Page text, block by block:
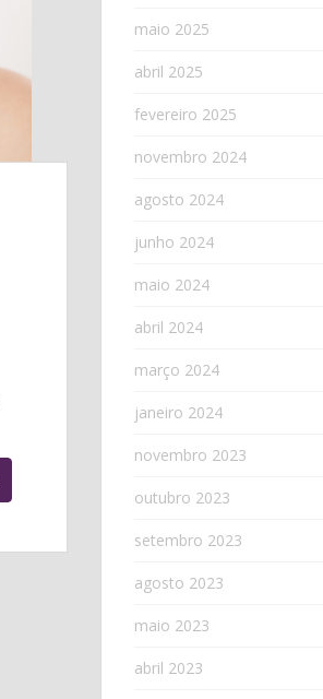
maio 2025
abril 2025
fevereiro 2025
novembro 2024
agosto 2024
junho 2024
maio 2024
abril 2024
março 2024
janeiro 2024
novembro 2023
outubro 2023
setembro 2023
agosto 2023
maio 2023
abril 2023